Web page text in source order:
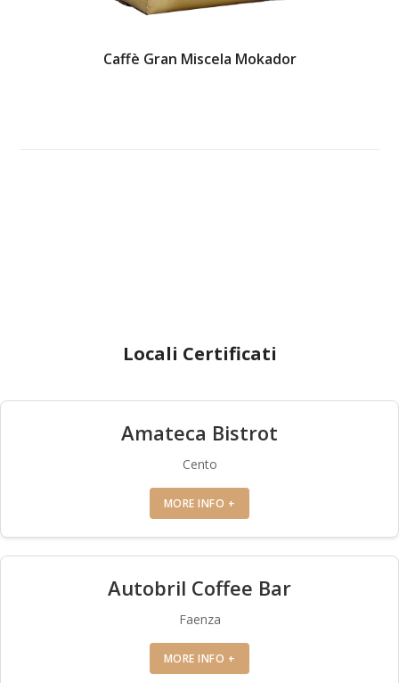
Caffè Gran Miscela Mokador
Locali Certificati
Amateca Bistrot
Cento
MORE INFO +
Autobril Coffee Bar
Faenza
MORE INFO +